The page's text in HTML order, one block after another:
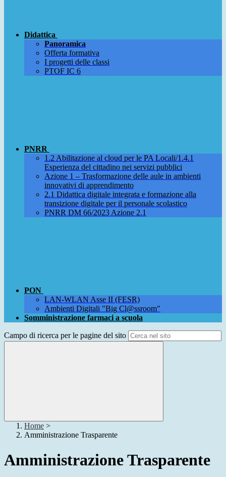
Didattica
Panoramica
Offerta formativa
I progetti delle classi
PTOF IC 6
PNRR
1.2 Abilitazione al cloud per le PA Locali/1.4.1
Esperienza del cittadino nei servizi pubblici
Azione 1 – Trasformazione delle aule in ambienti
innovativi di apprendimento
2.1 Didattica digitale integrata e formazione alla
transizione digitale per il personale scolastico
PNRR DM 66/2023 Azione 2.1
PON
LAN-WLAN Asse II (FESR)
Ambienti Digitali "Big Cl@ssroom"
Somministrazione farmaci a scuola
Campo di ricerca per le pagine del sito
Home >
Amministrazione Trasparente
Amministrazione Trasparente